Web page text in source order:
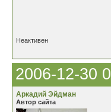
Неактивен
2006-12-30
Аркадий Эйдман
Автор сайта